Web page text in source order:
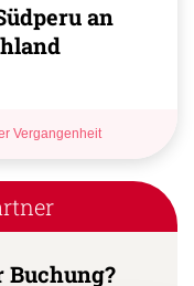
an
Vergangenheit
Buchung?